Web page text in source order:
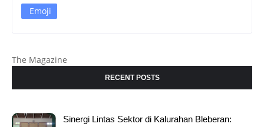
Emoji
The Magazine
RECENT POSTS
Sinergi Lintas Sektor di Kalurahan Bleberan: